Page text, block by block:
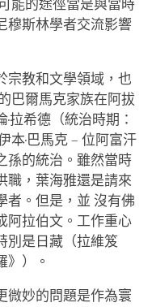
能的途徑當是與當時
穆斯林學者交流影響
宗教和文學領域，也
巴爾馬克家族在阿拔
拉希德（統治時期：
本·巴馬克 – 位阿富汗
孫的統治。雖然當時
職，葉海雅還是請來
者。但是，並 沒有佛
阿拉伯文。工作重心
別是日藏（拉維笈
》）。
微妙的問題是作為寰